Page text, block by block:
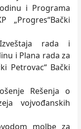
i Programa
„Progres“Bački
rada i
i Plana rada za
Petrovac“ Bački
Rešenja o
vojvođanskih
molbe za